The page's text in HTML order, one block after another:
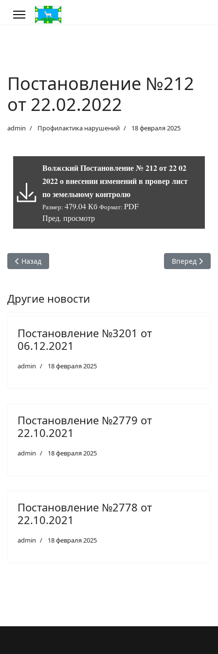
Постановление №212
от 22.02.2022
admin Профилактика нарушений 18 февраля 2025
Волжский Постановление № 212 от 22 02
2022 о внесении изменений в провер лист
по земельному контролю
Размер: 479.04 Кб Формат: PDF
Пред. просмотр
Предыдущий: Постановление №373 от 18.03.2022
Назад Следующий:
Вперед
Другие новости
Постановление №3201 от
06.12.2021
admin 18 февраля 2025
Постановление №2779 от
22.10.2021
admin 18 февраля 2025
Постановление №2778 от
22.10.2021
admin 18 февраля 2025